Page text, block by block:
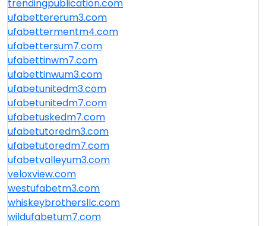
trendingpublication.com
ufabettererum3.com
ufabettermentm4.com
ufabettersum7.com
ufabettinwm7.com
ufabettinwum3.com
ufabetunitedm3.com
ufabetunitedm7.com
ufabetuskedm7.com
ufabetutoredm3.com
ufabetutoredm7.com
ufabetvalleyum3.com
veloxview.com
westufabetm3.com
whiskeybrothersllc.com
wildufabetum7.com